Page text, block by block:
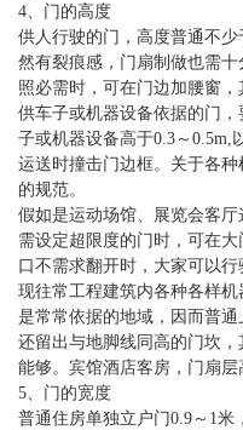
4、门的高度
供人行驶的门，高度普通不
然有裂痕感，门扇制做也需
照必需时，可在门边加腰窗，
供车子或机器设备依据的门
子或机器设备高于0.3～0.5m,
运送时撞击门边框。关于各
的规范。
假如是运动场馆、展览会客
需设定超限度的门时，可在
口不需求翻开时，大家可以行
现往常工程建筑内各种各样
是常常依据的地域，因而普
还留出与地脚线同高的门坎
能够。宾馆酒店客房，门扇层
5、门的宽度
普通住房单独立户门0.9～1米